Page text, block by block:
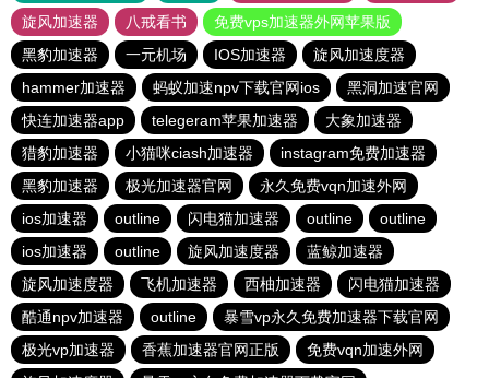
旋风加速器
八戒看书
免费vps加速器外网苹果版
黑豹加速器
一元机场 IOS加速器
旋风加速度器
hammer加速器
蚂蚁加速npv下载官网ios
黑洞加速官网
快连加速器app
telegeram苹果加速器
大象加速器
猎豹加速器
小猫咪ciash加速器
instagram免费加速器
黑豹加速器
极光加速器官网
永久免费vqn加速外网
ios加速器
outline 闪电猫加速器 outline
outline
ios加速器
outline 旋风加速度器
蓝鲸加速器
旋风加速度器
飞机加速器 西柚加速器
闪电猫加速器
酷通npv加速器
outline
暴雪vp永久免费加速器下载官网
极光vp加速器
香蕉加速器官网正版
免费vqn加速外网